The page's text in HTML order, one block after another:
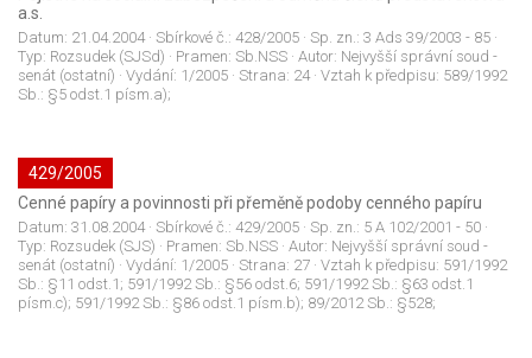
a.s.
Datum: 21.04.2004· Sbírkové č.: 428/2005 · Sp. zn.: 3 Ads 39/2003 - 85 ·
Typ: Rozsudek (SJSd) · Pramen: Sb.NSS · Autor: Nejvyšší správní soud -
senát (ostatní) · Vydání: 1/2005 · Strana: 24· Vztah k předpisu: 589/1992
Sb.: §5 odst.1 písm.a);
429/2005
Cenné papíry a povinnosti při přeměně podoby cenného papíru
Datum: 31.08.2004· Sbírkové č.: 429/2005 · Sp. zn.: 5 A 102/2001 - 50 ·
Typ: Rozsudek (SJS) · Pramen: Sb.NSS · Autor: Nejvyšší správní soud -
senát (ostatní) · Vydání: 1/2005 · Strana: 27 · Vztah k předpisu: 591/1992
Sb.: §11 odst.1; 591/1992 Sb.: §56 odst.6; 591/1992 Sb.: §63 odst.1
písm.c); 591/1992 Sb.: §86 odst.1 písm.b); 89/2012 Sb.: §528;